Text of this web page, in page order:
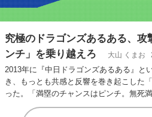
究極のドラゴンズあるある、攻
ンチ」を乗り越えろ
大山 くまお
2013年に『中日ドラゴンズあるある』と
き、もっとも共感と反響を巻き起こした
った。「満塁のチャンスはピンチ。無死
月日が流れた…